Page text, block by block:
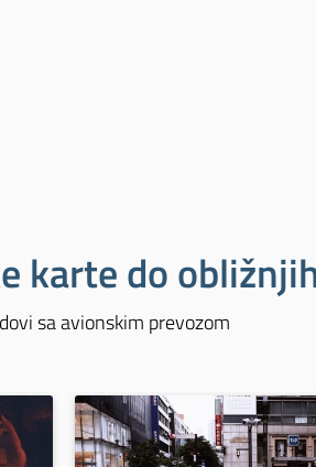
karte do
sa avionskim prevozom